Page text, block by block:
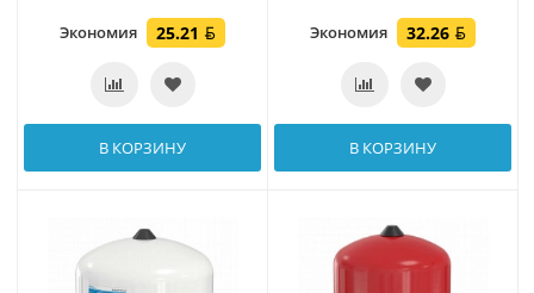
Экономия 25.21
В КОРЗИНУ
Экономия 32.26
В КОРЗИНУ